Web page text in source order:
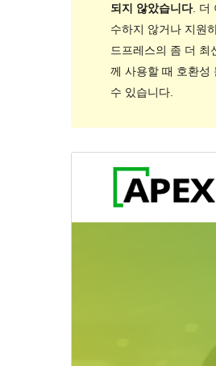
되지 않았습니다. 더
수하지 않거나 지원
드프레스의 좀 더 최
께 사용할 때 호환성
수 있습니다.